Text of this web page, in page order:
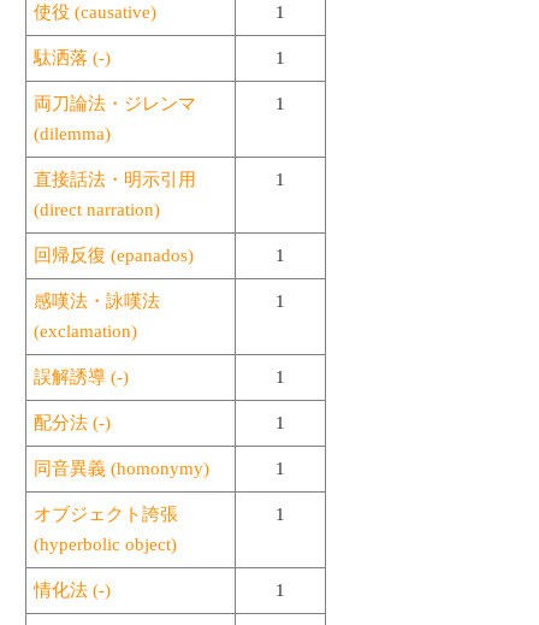
使役 (causative) 1
駄洒落 (-) 1
両刀論法・ジレンマ
(dilemma)
1
直接話法・明示引用
(direct narration)
1
回帰反復 (epanados) 1
感嘆法・詠嘆法
(exclamation)
1
誤解誘導 (-) 1
配分法 (-) 1
同音異義 (homonymy) 1
オブジェクト誇張
(hyperbolic object)
1
情化法 (-) 1